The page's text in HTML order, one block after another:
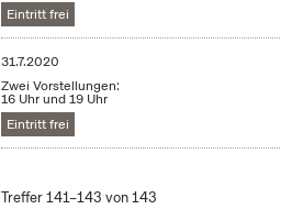
Eintritt frei
31.7.2020
Zwei Vorstellungen:
16 Uhr und 19 Uhr
Eintritt frei
Treffer 141–143 von 143